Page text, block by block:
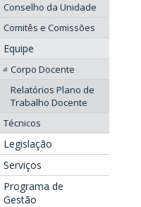
Conselho da Unidade
Comitês e Comissões
Equipe
Corpo Docente
Relatórios Plano de
Trabalho Docente
Técnicos
Legislação
Serviços
Programa de
Gestão